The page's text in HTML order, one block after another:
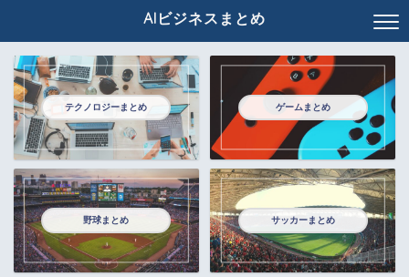
AIビジネスまとめ
テクノロジーまとめ ゲームまとめ
野球まとめ サッカーまとめ